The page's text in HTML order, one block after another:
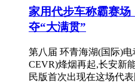
家用代步车称霸赛
夺“大满贯”
第八届 环青海湖(国际)
CEVR)烽烟再起,长安新
民版首次出现在这场代